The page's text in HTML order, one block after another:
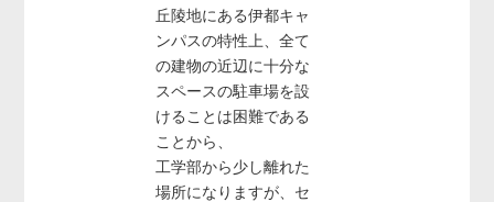
丘陵地にある伊都キャ
ンパスの特性上、全て
の建物の近辺に十分な
スペースの駐車場を設
けることは困難である
ことから、
工学部から少し離れた
場所になりますが、セ